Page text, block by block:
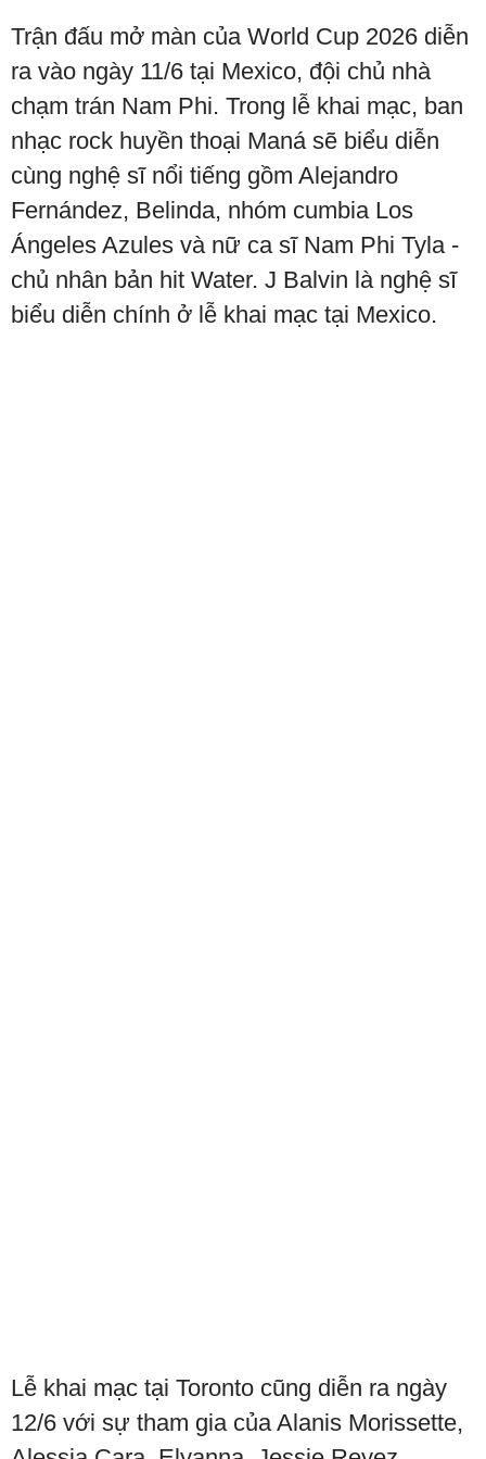
Trận đấu mở màn của World Cup 2026 diễn
ra vào ngày 11/6 tại Mexico, đội chủ nhà
chạm trán Nam Phi. Trong lễ khai mạc, ban
nhạc rock huyền thoại Maná sẽ biểu diễn
cùng nghệ sĩ nổi tiếng gồm Alejandro
Fernández, Belinda, nhóm cumbia Los
Ángeles Azules và nữ ca sĩ Nam Phi Tyla -
chủ nhân bản hit Water. J Balvin là nghệ sĩ
biểu diễn chính ở lễ khai mạc tại Mexico.
Lễ khai mạc tại Toronto cũng diễn ra ngày
12/6 với sự tham gia của Alanis Morissette,